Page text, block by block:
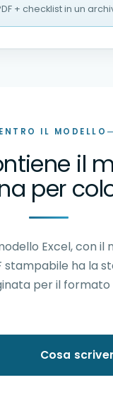
+ checklist in un
IL MODELLO
il
per
Excel, con il
stampabile ha la
per il formato
Cosa